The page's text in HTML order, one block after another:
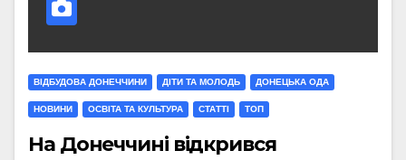
ВІДБУДОВА ДОНЕЧЧИНИ ДІТИ ТА МОЛОДЬ ДОНЕЦЬКА ОДА
НОВИНИ ОСВІТА ТА КУЛЬТУРА СТАТТI ТОП
На Донеччині відкрився